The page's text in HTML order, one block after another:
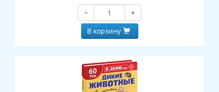
−
+
В корзину